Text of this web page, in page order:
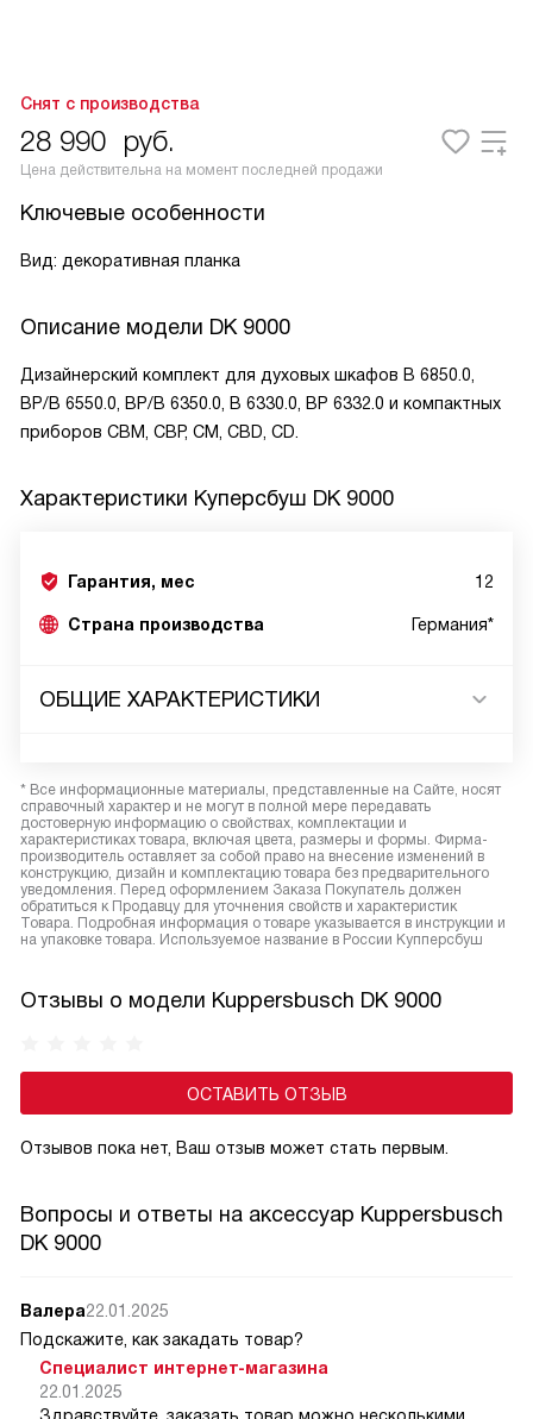
Снят с производства
28 990 руб.
Цена действительна на момент последней продажи
Ключевые особенности
Вид: декоративная планка
Описание модели DK 9000
Дизайнерский комплект для духовых шкафов B 6850.0,
BP/B 6550.0, BP/B 6350.0, B 6330.0, BP 6332.0 и компактных
приборов CBM, CBP, CM, CBD, CD.
Характеристики Куперсбуш DK 9000
Гарантия, мес 12
Страна производства Германия*
ОБЩИЕ ХАРАКТЕРИСТИКИ
* Все информационные материалы, представленные на Сайте, носят
справочный характер и не могут в полной мере передавать
достоверную информацию о свойствах, комплектации и
характеристиках товара, включая цвета, размеры и формы. Фирма-
производитель оставляет за собой право на внесение изменений в
конструкцию, дизайн и комплектацию товара без предварительного
уведомления. Перед оформлением Заказа Покупатель должен
обратиться к Продавцу для уточнения свойств и характеристик
Товара. Подробная информация о товаре указывается в инструкции и
на упаковке товара. Используемое название в России Купперсбуш
Отзывы о модели Kuppersbusch DK 9000
ОСТАВИТЬ ОТЗЫВ
Отзывов пока нет, Ваш отзыв может стать первым.
Вопросы и ответы на аксессуар Kuppersbusch
DK 9000
Валера22.01.2025
Подскажите, как закадать товар?
Специалист интернет-магазина
22.01.2025